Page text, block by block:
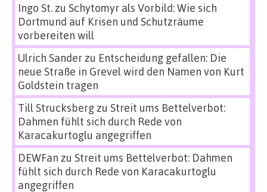
Ingo St.zu Schytomyr als Vorbild: Wie sich
Dortmund auf Krisen und Schutzräume
vorbereiten will
Ulrich Sanderzu Entscheidung gefallen: Die
neue Straße in Grevel wird den Namen von Kurt
Goldstein tragen
Till Strucksbergzu Streit ums Bettelverbot:
Dahmen fühlt sich durch Rede von
Karacakurtoglu angegriffen
DEWFan zu Streit ums Bettelverbot: Dahmen
fühlt sich durch Rede von Karacakurtoglu
angegriffen